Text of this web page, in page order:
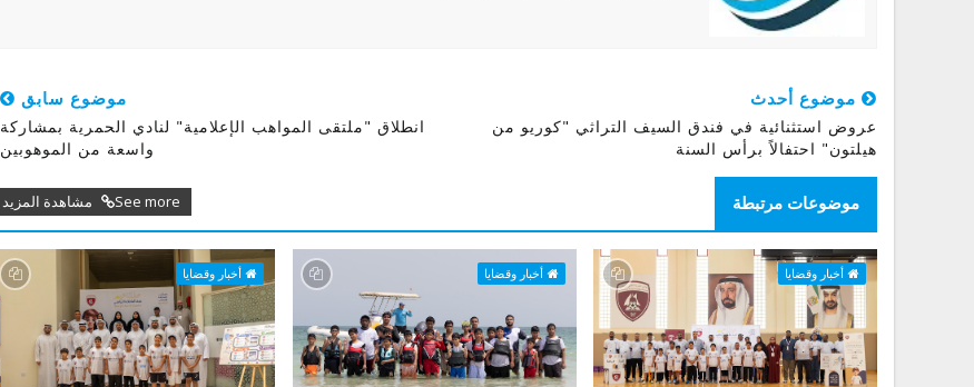
موضوع أحدث
عروض استثنائية في فندق السيف التراثي "كوريو من
هيلتون" احتفالاً برأس السنة
موضوع سابق
انطلاق "ملتقى المواهب الإعلامية" لنادي الحمرية بمشاركة
واسعة من الموهوبين
موضوعات مرتبطة See more مشاهدة المزيد
أخبار وقضايا أخبار وقضايا أخبار وقضايا